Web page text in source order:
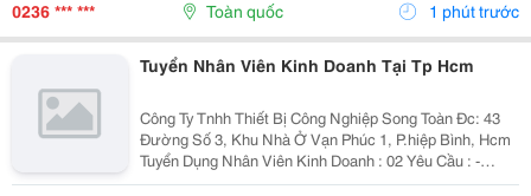
0236 *** *** Toàn quốc 1 phút trước
Tuyển Nhân Viên Kinh Doanh Tại Tp Hcm
Công Ty Tnhh Thiết Bị Công Nghiệp Song Toàn Đc: 43
Đường Số 3, Khu Nhà Ở Vạn Phúc 1, P.hiệp Bình, Hcm
Tuyển Dụng Nhân Viên Kinh Doanh : 02 Yêu Cầu : -
Nam/Nữ Tuổi Từ 22 Trở Lên - Có Kinh Nghiệm Làm Sale